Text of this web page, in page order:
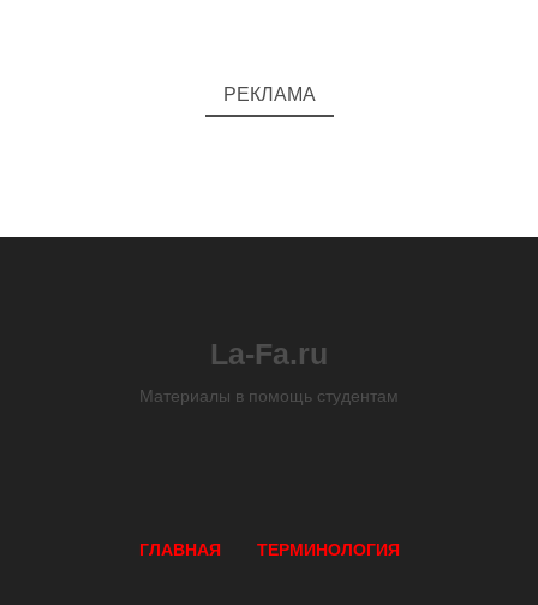
РЕКЛАМА
La-Fa.ru
Материалы в помощь студентам
ГЛАВНАЯ ТЕРМИНОЛОГИЯ